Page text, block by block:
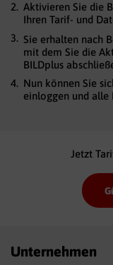
Aktivieren Sie die
Ihren Tarif- und
Sie erhalten nach
mit dem Sie die
BILDplus
Nun können Sie
einloggen und alle
Jetzt
Unternehmen